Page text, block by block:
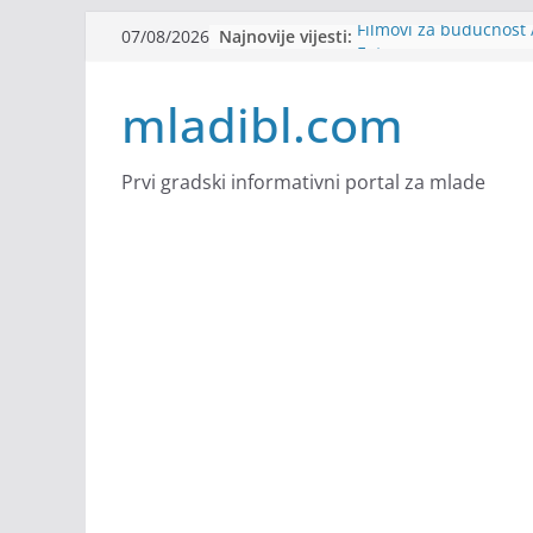
07/08/2026 Najnovije vijesti: Filmovi za budućnost
Dijaspora Servis
Stomatologija
mladibl.com
Prvi gradski informativni portal za mlade